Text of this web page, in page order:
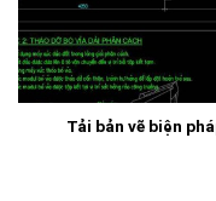
Tải bản vẽ biện